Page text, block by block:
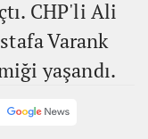
CHP'li Ali
Varank
yaşandı.